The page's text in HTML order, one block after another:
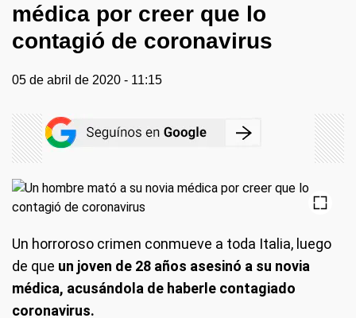
médica por creer que lo
contagió de coronavirus
05 de abril de 2020 - 11:15
Un horroroso crimen conmueve a toda Italia, luego
de que un joven de 28 años asesinó a su novia
médica, acusándola de haberle contagiado
coronavirus.